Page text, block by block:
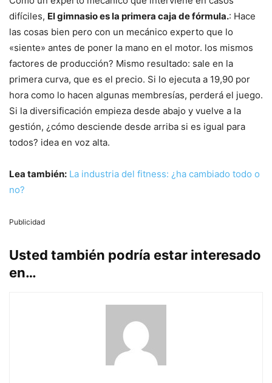
difíciles, El gimnasio es la primera caja de fórmula.: Hace
las cosas bien pero con un mecánico experto que lo
«siente» antes de poner la mano en el motor. los mismos
factores de producción? Mismo resultado: sale en la
primera curva, que es el precio. Si lo ejecuta a 19,90 por
hora como lo hacen algunas membresías, perderá el juego.
Si la diversificación empieza desde abajo y vuelve a la
gestión, ¿cómo desciende desde arriba si es igual para
todos? idea en voz alta.
Lea también: La industria del fitness: ¿ha cambiado todo o
no?
Publicidad
Usted también podría estar interesado
en…